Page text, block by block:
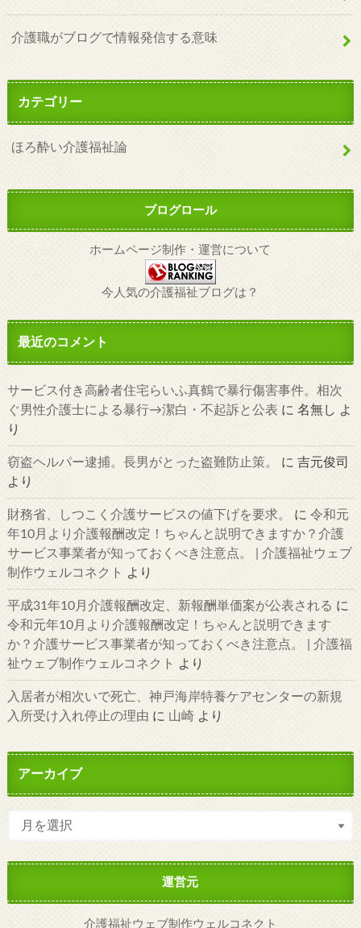
介護職がブログで情報発信する意味
カテゴリー
ほろ酔い介護福祉論
ブログロール
ホームページ制作・運営について
今人気の介護福祉ブログは？
最近のコメント
サービス付き高齢者住宅らいふ真鶴で暴行傷害事件。相次
ぐ男性介護士による暴行→潔白・不起訴と公表 に 名無し よ
り
窃盗ヘルパー逮捕。長男がとった盗難防止策。 に 吉元俊司
より
財務省、しつこく介護サービスの値下げを要求。 に 令和元
年10月より介護報酬改定！ちゃんと説明できますか？介護
サービス事業者が知っておくべき注意点。 | 介護福祉ウェブ
制作ウェルコネクト
より
平成31年10月介護報酬改定、新報酬単価案が公表される に
令和元年10月より介護報酬改定！ちゃんと説明できます
か？介護サービス事業者が知っておくべき注意点。 | 介護福
祉ウェブ制作ウェルコネクト
より
入居者が相次いで死亡、神戸海岸特養ケアセンターの新規
入所受け入れ停止の理由 に 山崎より
アーカイブ
運営元
介護福祉ウェブ制作ウェルコネクト